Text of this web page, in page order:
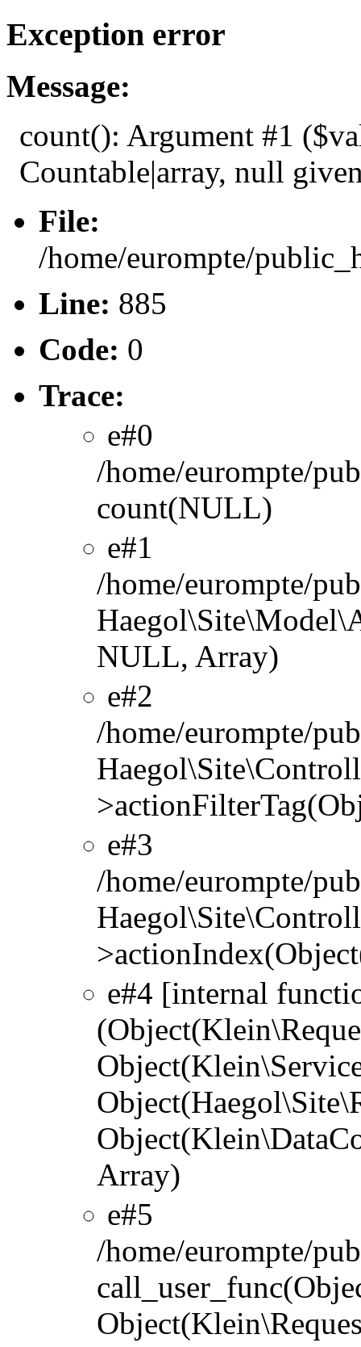
Exception error
Message:
count(): Argument #1
Countable|array, null
File:
/home/eurompte/
Line: 885
Code: 0
Trace:
#0
/home/eurompte/
count(NULL)
#1
/home/eurompte/
NULL, Array)
#2
/home/eurompte/
#3
/home/eurompte/
#4 [internal
Array)
#5
/home/eurompte/